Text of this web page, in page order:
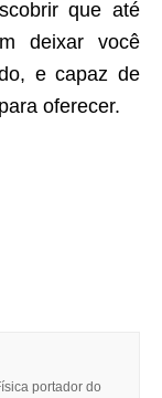
que até
deixar você
e capaz de
oferecer.
portador do